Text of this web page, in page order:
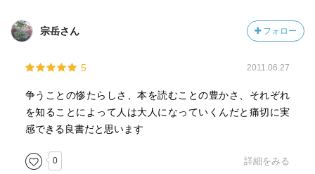
ら、幸運で選ばれた者なのだと。
（ｐ２３５）
鏡が何か、アリが何か、流木が何か、物語の暗喩であり、
れ以上の何かを担っているように見えてきてしまう。
この残りは別枠で…
では、「ミスター・ピップ」の、マティルダが島を出てか
宗岳さん フォロー
5 2011.06.27
争うことの惨たらしさ、本を読むことの豊かさ、それぞれ
を知ることによって人は大人になっていくんだと痛切に実
感できる良書だと思います
0 詳細をみる